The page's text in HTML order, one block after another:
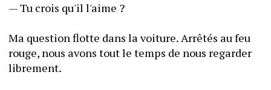
— Tu crois qu'il l'aime ?
Ma question flotte dans la voiture. Arrêtés au feu
rouge, nous avons tout le temps de nous regarder
librement.